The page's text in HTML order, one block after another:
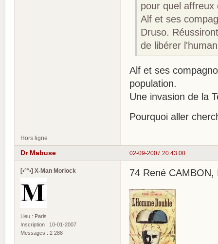
pour quel affreux
Alf et ses
Druso.
de libérer
Alf et ses
population.
Une invasion de la
Pourquoi aller
Hors ligne
02-09-2007 20:43:00
Dr Mabuse
[•°°•] X-Man Morlock
Lieu : Paris
Inscription : 10-01-2007
Messages : 2 288
74 René